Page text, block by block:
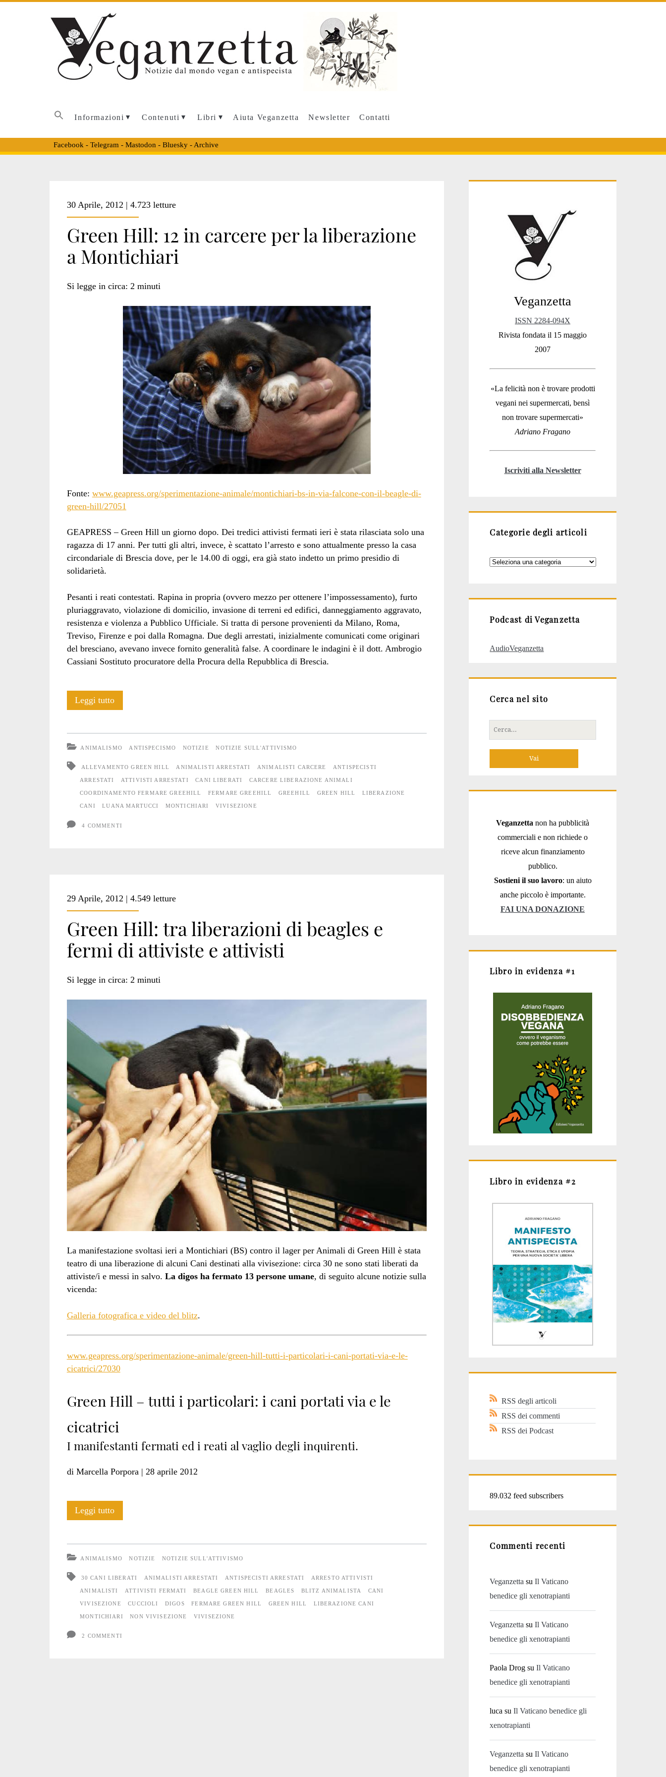
Informazioni Contenuti Libri Aiuta Veganzetta Newsletter Contatti
Facebook - Telegram - Mastodon - Bluesky- Archive
<span>animalisti
arrestati</span>
30 Aprile, 2012 | 4.723 letture
Green Hill: 12 in carcere per la liberazione
a Montichiari
Si legge in circa: 2 minuti
Fonte: www.geapress.org/sperimentazione-animale/montichiari-bs-in-via-falcone-con-il-beagle-di-
green-hill/27051
GEAPRESS – Green Hill un giorno dopo. Dei tredici attivisti fermati ieri è stata rilasciata solo una
ragazza di 17 anni. Per tutti gli altri, invece, è scattato l’arresto e sono attualmente presso la casa
circondariale di Brescia dove, per le 14.00 di oggi, era già stato indetto un primo presidio di
solidarietà.
Pesanti i reati contestati. Rapina in propria (ovvero mezzo per ottenere l’impossessamento), furto
pluriaggravato, violazione di domicilio, invasione di terreni ed edifici, danneggiamento aggravato,
resistenza e violenza a Pubblico Ufficiale. Si tratta di persone provenienti da Milano, Roma,
Treviso, Firenze e poi dalla Romagna. Due degli arrestati, inizialmente comunicati come originari
del bresciano, avevano invece fornito generalità false. A coordinare le indagini è il dott. Ambrogio
Cassiani Sostituto procuratore della Procura della Repubblica di Brescia.
Leggi tuttoGreen
carcere
per
ANIMALISMO ANTISPECISMO NOTIZIE NOTIZIE SULL'ATTIVISMO
ALLEVAMENTO GREEN HILL ANIMALISTI ARRESTATI ANIMALISTI CARCERE ANTISPECISTI
ARRESTATI ATTIVISTI ARRESTATI CANI LIBERATI CARCERE LIBERAZIONE ANIMALI
COORDINAMENTO FERMARE GREEHILL FERMARE GREEHILL GREEHILL GREEN HILL LIBERAZIONE
CANI LUANA MARTUCCI MONTICHIARI VIVISEZIONE
4 COMMENTI
29 Aprile, 2012 | 4.549 letture
Green Hill: tra liberazioni di beagles e
fermi di attiviste e attivisti
Si legge in circa: 2 minuti
La manifestazione svoltasi ieri a Montichiari (BS) contro il lager per Animali di Green Hill è stata
teatro di una liberazione di alcuni Cani destinati alla vivisezione: circa 30 ne sono stati liberati da
attiviste/i e messi in salvo. La digos ha fermato 13 persone umane, di seguito alcune notizie sulla
vicenda:
Galleria fotografica e video del blitz.
www.geapress.org/sperimentazione-animale/green-hill-tutti-i-particolari-i-cani-portati-via-e-le-
cicatrici/27030
Green Hill – tutti i particolari: i cani portati via e le
cicatrici
I manifestanti fermati ed i reati al vaglio degli inquirenti.
di Marcella Porpora | 28 aprile 2012
Leggi tuttoGreen
di
beagles
ANIMALISMO NOTIZIE NOTIZIE SULL'ATTIVISMO
30 CANI LIBERATI ANIMALISTI ARRESTATI ANTISPECISTI ARRESTATI ARRESTO ATTIVISTI
ANIMALISTI ATTIVISTI FERMATI BEAGLE GREEN HILL BEAGLES BLITZ ANIMALISTA CANI
VIVISEZIONE CUCCIOLI DIGOS FERMARE GREEN HILL GREEN HILL LIBERAZIONE CANI
MONTICHIARI NON VIVISEZIONE VIVISEZIONE
2 COMMENTI
Sidebar
Veganzetta
ISSN 2284-094X
Rivista fondata il 15 maggio
2007
«La felicità non è trovare prodotti
vegani nei supermercati, bensì
non trovare supermercati»
Adriano Fragano
Iscriviti alla Newsletter
Categorie degli articoli
Categorie
Podcast di Veganzetta
AudioVeganzetta
Cerca nel sito
Cerca
per:
Veganzetta non ha pubblicità
commerciali e non richiede o
riceve alcun finanziamento
pubblico.
Sostieni il suo lavoro: un aiuto
anche piccolo è importante.
FAI UNA DONAZIONE
Libro in evidenza #1
Libro in evidenza #2
RSS degli articoli
RSS dei commenti
RSS dei Podcast
89.032 feed subscribers
Commenti recenti
Veganzetta suIl Vaticano
benedice gli xenotrapianti
Veganzetta suIl Vaticano
benedice gli xenotrapianti
Paola Drog suIl Vaticano
benedice gli xenotrapianti
luca suIl Vaticano benedice gli
xenotrapianti
Veganzetta suIl Vaticano
benedice gli xenotrapianti